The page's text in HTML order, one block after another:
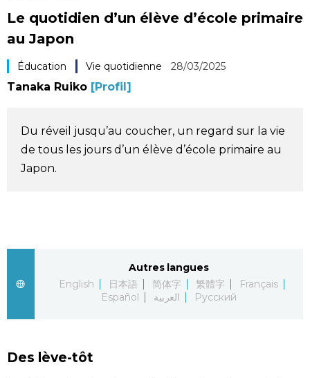
Société
Culture
Le japonais
Séries
Personnages
Chroniques
Le quotidien d’un élève d’école primaire
au Japon
Éducation Vie quotidienne 28/03/2025
Tanaka Ruiko [Profil]
Du réveil jusqu’au coucher, un regard sur la vie
de tous les jours d’un élève d’école primaire au
Japon.
Autres langues
English
日本語 简体字 繁體字
Français
Español
العربية Русский
Des lève-tôt